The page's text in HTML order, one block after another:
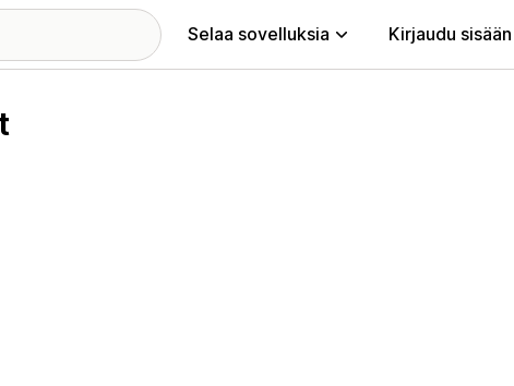
Selaa sovelluksia Kirjaudu sisään